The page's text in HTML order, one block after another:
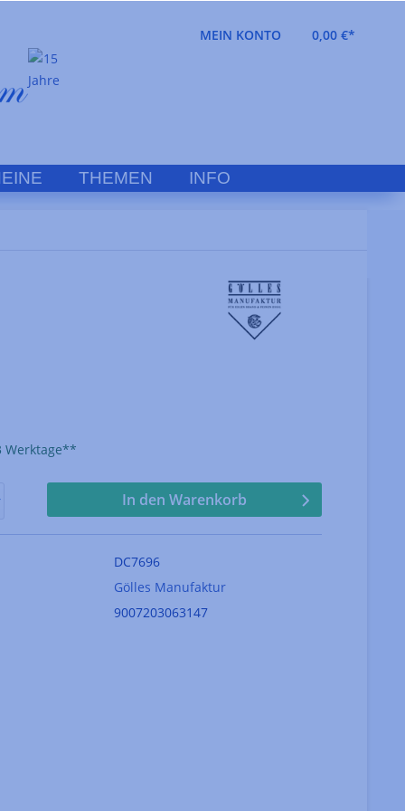
MEIN KONTO 0,00 €*
THEMEN INFO
Werktage**
In den Warenkorb
DC7696
Gölles Manufaktur
9007203063147